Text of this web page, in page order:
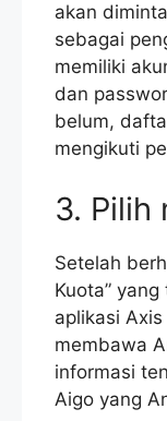
akan
sebagai
memiliki
dan
belum,
mengikuti
3. Pilih
Setelah
Kuota”
aplikasi
membawa
informasi
Aigo yang